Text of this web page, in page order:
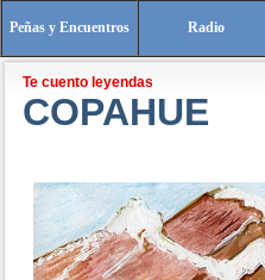
Peñas y Encuentros Radio
Te cuento leyendas
COPAHUE